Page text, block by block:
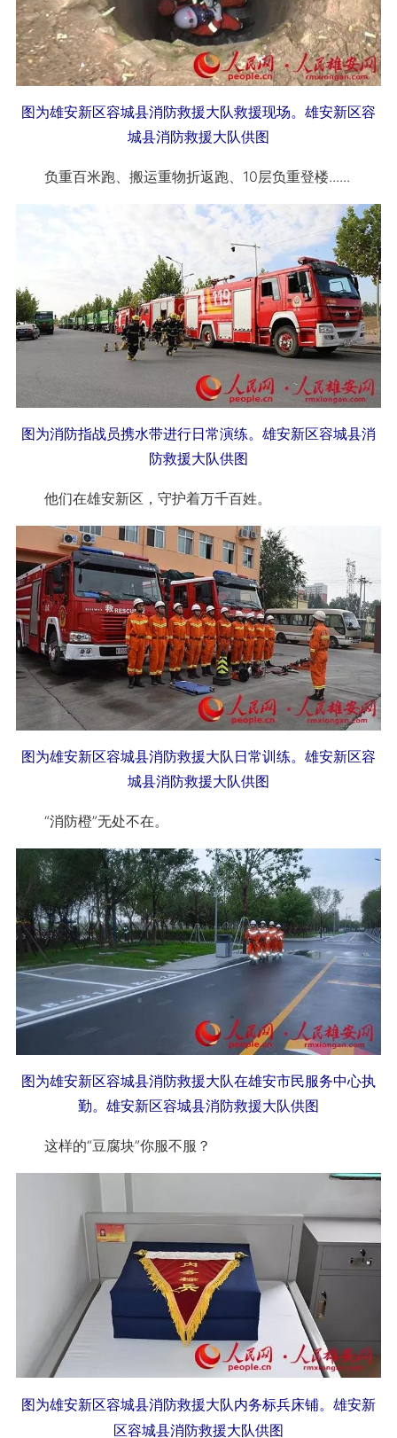
图为雄安新区容城县消防救援大队救援现场。雄安新区容
城县消防救援大队供图
负重百米跑、搬运重物折返跑、10层负重登楼......
图为消防指战员携水带进行日常演练。雄安新区容城县消
防救援大队供图
他们在雄安新区，守护着万千百姓。
图为雄安新区容城县消防救援大队日常训练。雄安新区容
城县消防救援大队供图
“消防橙”无处不在。
图为雄安新区容城县消防救援大队在雄安市民服务中心执
勤。雄安新区容城县消防救援大队供图
这样的“豆腐块”你服不服？
图为雄安新区容城县消防救援大队内务标兵床铺。雄安新
区容城县消防救援大队供图